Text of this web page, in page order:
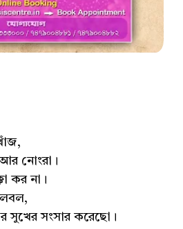
নোংরা।
কর না।
সুখের সংসার করেছো।